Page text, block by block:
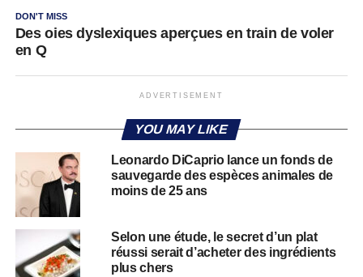
DON'T MISS
Des oies dyslexiques aperçues en train de voler
en Q
ADVERTISEMENT
YOU MAY LIKE
Leonardo DiCaprio lance un fonds de
sauvegarde des espèces animales de
moins de 25 ans
Selon une étude, le secret d’un plat
réussi serait d’acheter des ingrédients
plus chers